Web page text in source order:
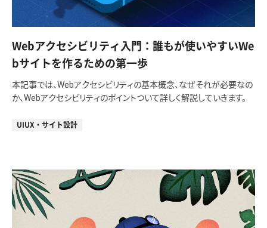
Webアクセシビリティ入門：誰もが使いやすいWe
bサイトを作るための第一歩
本記事では、Webアクセシビリティの基本概念、なぜそれが必要なの
か、Webアクセシビリティのポイントついて詳しく解説していきます。
UIUX・サイト設計